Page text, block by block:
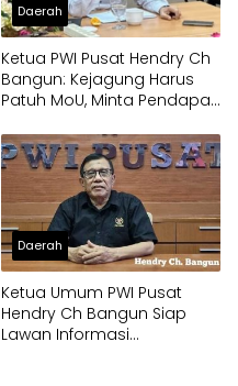
Daerah
Ketua PWI Pusat Hendry Ch
Bangun: Kejagung Harus
Patuh MoU, Minta Pendapat
Pidanakan Wartawan
Daerah
Ketua Umum PWI Pusat
Hendry Ch Bangun Siap
Lawan Informasi